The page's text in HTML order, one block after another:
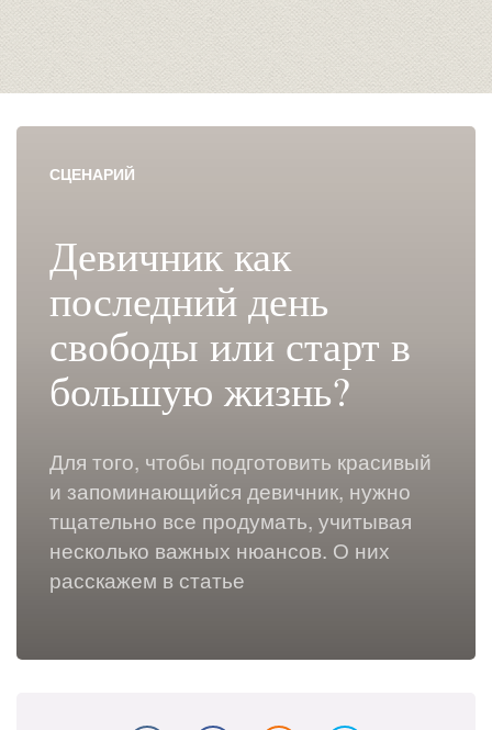
СЦЕНАРИЙ
Девичник как
последний день
свободы или старт в
большую жизнь?
Для того, чтобы подготовить красивый
и запоминающийся девичник, нужно
тщательно все продумать, учитывая
несколько важных нюансов. О них
расскажем в статье